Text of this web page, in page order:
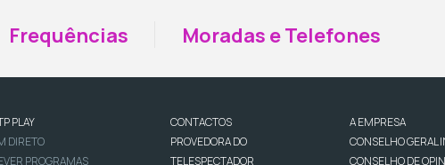
Frequências Moradas e Telefones
PLAY
DIRETO
PROGRAMAS
CONTACTOS
PROVEDORA DO
TELESPECTADOR
A EMPRESA
CONSELHO GERAL
CONSELHO DE